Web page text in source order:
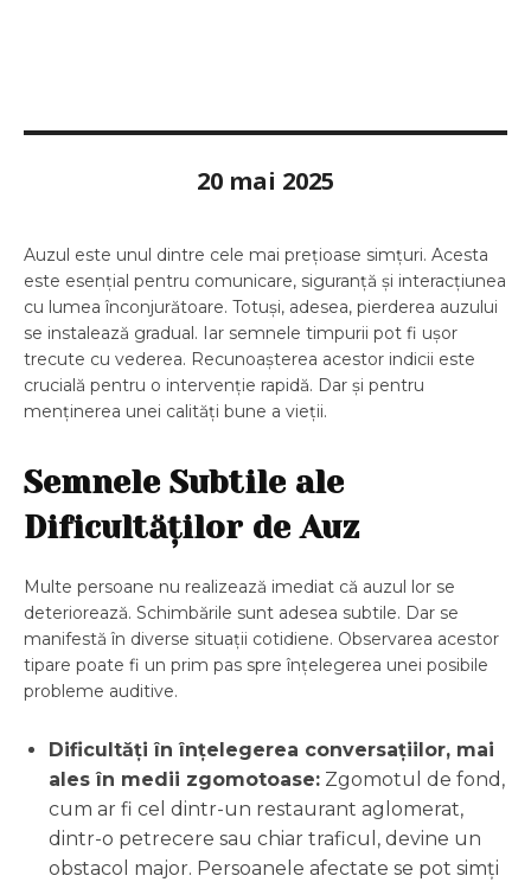
20 mai 2025
Auzul este unul dintre cele mai prețioase simțuri. Acesta
este esențial pentru comunicare, siguranță și interacțiunea
cu lumea înconjurătoare. Totuși, adesea, pierderea auzului
se instalează gradual. Iar semnele timpurii pot fi ușor
trecute cu vederea. Recunoașterea acestor indicii este
crucială pentru o intervenție rapidă. Dar și pentru
menținerea unei calități bune a vieții.
Semnele Subtile ale
Dificultăților de Auz
Multe persoane nu realizează imediat că auzul lor se
deteriorează. Schimbările sunt adesea subtile. Dar se
manifestă în diverse situații cotidiene. Observarea acestor
tipare poate fi un prim pas spre înțelegerea unei posibile
probleme auditive.
Dificultăți în înțelegerea conversațiilor, mai
ales în medii zgomotoase: Zgomotul de fond,
cum ar fi cel dintr-un restaurant aglomerat,
dintr-o petrecere sau chiar traficul, devine un
obstacol major. Persoanele afectate se pot simți